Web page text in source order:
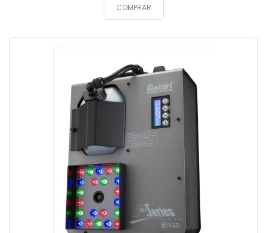
COMPRAR